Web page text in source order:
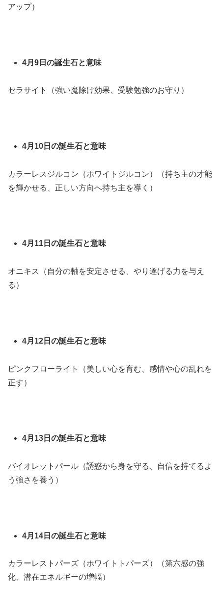
アップ）
4月9日の誕生石と意味
セラサイト（強い魔除け効果、受験勉強のお守り）
4月10日の誕生石と意味
カラーレスジルコン（ホワイトジルコン）（持ち主の才能
を輝かせる、正しい方向へ持ち主を導く）
4月11日の誕生石と意味
オニキス（自分の軸を安定させる、やり遂げる力を与え
る）
4月12日の誕生石と意味
ピンクフローライト（美しい心を育む、感情や心の乱れを
正す）
4月13日の誕生石と意味
バイオレットパール（誘惑から身を守る、自信を持てるよ
う強さを養う）
4月14日の誕生石と意味
カラーレストパーズ（ホワイトトパーズ）（第六感の強
化、潜在エネルギーの増幅）